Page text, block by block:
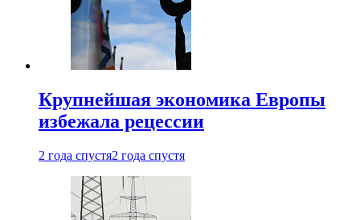
Крупнейшая экономика Европы
избежала рецессии
2 года спустя2 года спустя